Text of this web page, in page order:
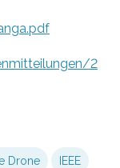
2
Drone IEEE